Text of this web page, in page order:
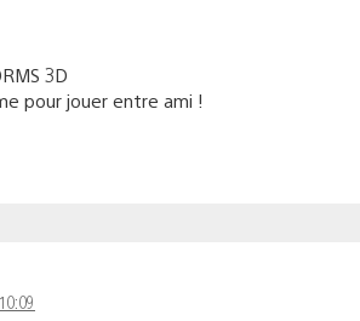
3D
pour jouer entre ami !